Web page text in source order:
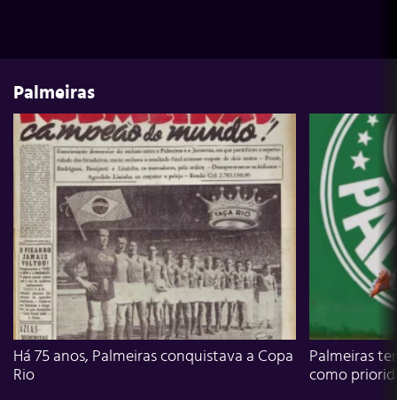
Palmeiras
Há 75 anos, Palmeiras conquistava a Copa
Rio
Palmeiras
como